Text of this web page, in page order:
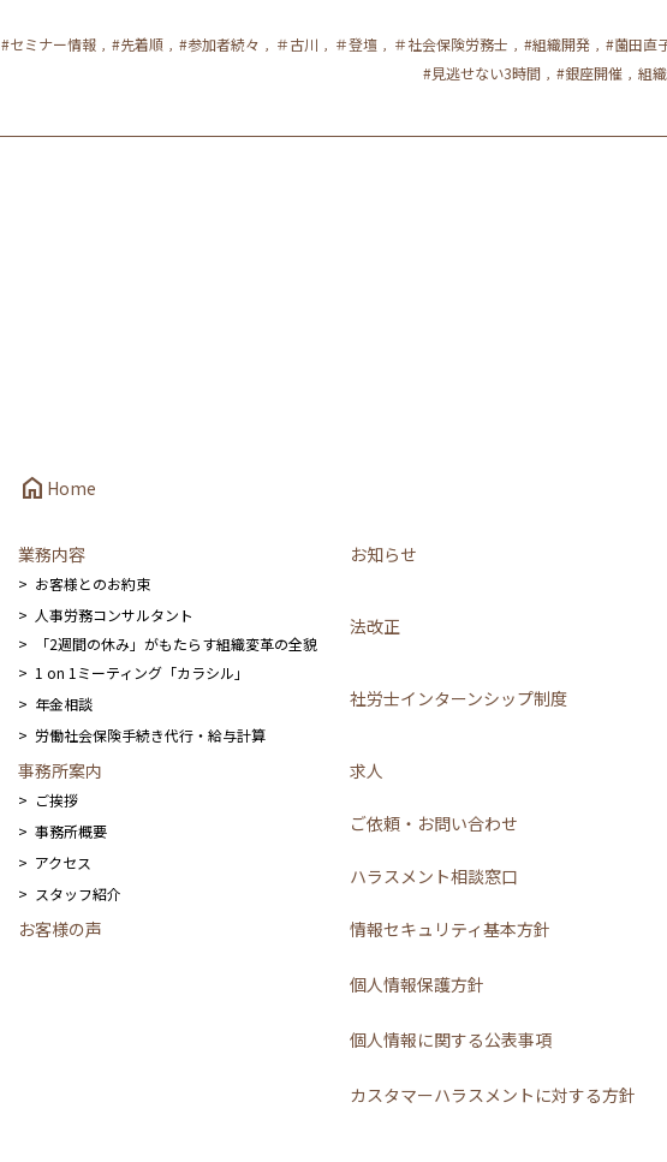
#セミナー情報 #先着順 #参加者続々 ＃古川 ＃登壇 ＃社会保険労務士 #組織開発 #薗田直
#見逃せない3時間 #銀座開催 組
home Home
業務内容
お客様とのお約束
人事労務コンサルタント
「2週間の休み」がもたらす組織変革の全貌
1 on 1ミーティング「カラシル」
年金相談
労働社会保険手続き代行・給与計算
事務所案内
ご挨拶
事務所概要
アクセス
スタッフ紹介
お客様の声
お知らせ
法改正
社労士インターンシップ制度
求人
ご依頼・お問い合わせ
ハラスメント相談窓口
情報セキュリティ基本方針
個人情報保護方針
個人情報に関する公表事項
カスタマーハラスメントに対する方針